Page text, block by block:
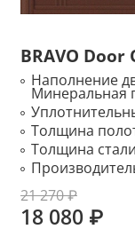
BRAVO Door
Наполнение
Минеральная
Толщина
Толщина
21 270 ₽
18 080 ₽